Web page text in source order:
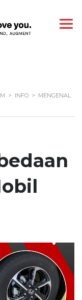
> INFO > MENGENAL